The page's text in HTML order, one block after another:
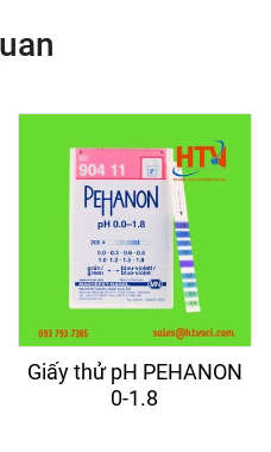
Giấy thử pH PEHANON
0-1.8